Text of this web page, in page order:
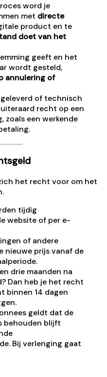
word je
met directe
product en te
doet van het
geeft en het
wordt gesteld,
annulering of
of technisch
recht op een
zoals een werkende
het recht voor om het
tijdig
website of per e-
of andere
nieuwe prijs vanaf de
drie maanden na
Dan heb je het recht
binnen 14 dagen
geldt dat de
behouden blijft
Bij verlenging gaat